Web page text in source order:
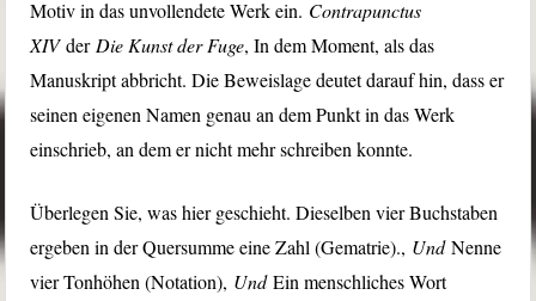
Motiv in das unvollendete Werk ein. Contrapunctus
XIVderDie Kunst der Fuge, In dem Moment, als das
Manuskript abbricht. Die Beweislage deutet darauf hin, dass er
seinen eigenen Namen genau an dem Punkt in das Werk
einschrieb, an dem er nicht mehr schreiben konnte.
Überlegen Sie, was hier geschieht. Dieselben vier Buchstaben
ergeben in der Quersumme eine Zahl (Gematrie)., UndNenne
vier Tonhöhen (Notation), UndEin menschliches Wort